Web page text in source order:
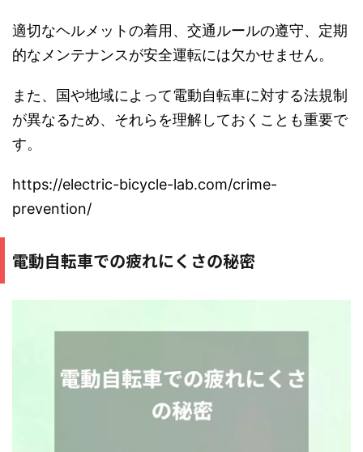
適切なヘルメットの着用、交通ルールの遵守、定期
的なメンテナンスが安全運転には欠かせません。
また、国や地域によって電動自転車に対する法規制
が異なるため、それらを理解しておくことも重要で
す。
https://electric-bicycle-lab.com/crime-
prevention/
電動自転車での疲れにくさの秘密